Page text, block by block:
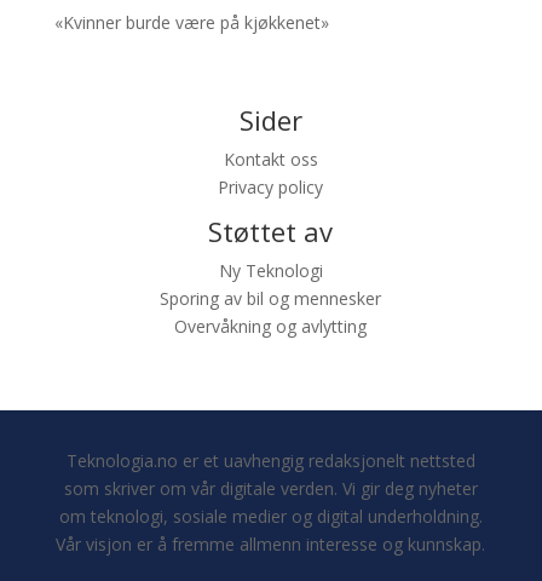
«Kvinner burde være på kjøkkenet»
Sider
Kontakt oss
Privacy policy
Støttet av
Ny Teknologi
Sporing av bil og mennesker
Overvåkning og avlytting
Teknologia.no er et uavhengig redaksjonelt nettsted
som skriver om vår digitale verden. Vi gir deg nyheter
om teknologi, sosiale medier og digital underholdning.
Vår visjon er å fremme allmenn interesse og kunnskap.